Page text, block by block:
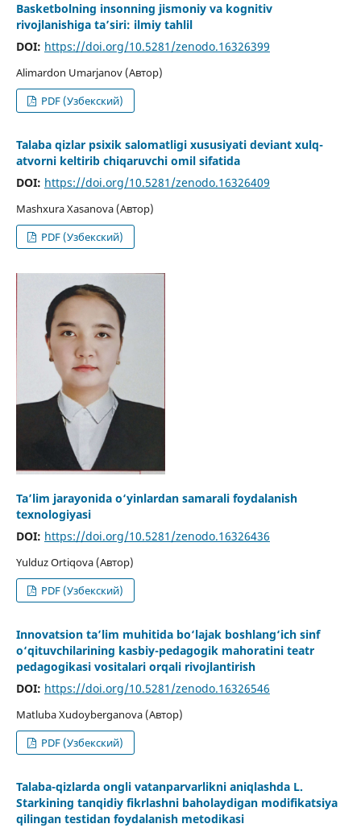
Basketbolning insonning jismoniy va kognitiv
rivojlanishiga ta’siri: ilmiy tahlil
DOI: https://doi.org/10.5281/zenodo.16326399
Alimardon Umarjanov (Автор)
PDF (Узбекский)
Talaba qizlar psixik salomatligi xususiyati deviant xulq-
atvorni keltirib chiqaruvchi omil sifatida
DOI: https://doi.org/10.5281/zenodo.16326409
Mashxura Xasanova (Автор)
PDF (Узбекский)
Ta’lim jarayonida o‘yinlardan samarali foydalanish
texnologiyasi
DOI: https://doi.org/10.5281/zenodo.16326436
Yulduz Ortiqova (Автор)
PDF (Узбекский)
Innovatsion ta’lim muhitida bo‘lajak boshlang‘ich sinf
o‘qituvchilarining kasbiy-pedagogik mahoratini teatr
pedagogikasi vositalari orqali rivojlantirish
DOI: https://doi.org/10.5281/zenodo.16326546
Matluba Xudoyberganova (Автор)
PDF (Узбекский)
Talaba-qizlarda ongli vatanparvarlikni aniqlashda L.
Starkining tanqidiy fikrlashni baholaydigan modifikatsiya
qilingan testidan foydalanish metodikasi